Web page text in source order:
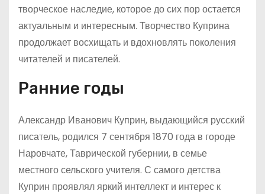
творческое наследие, которое до сих пор остается
актуальным и интересным. Творчество Куприна
продолжает восхищать и вдохновлять поколения
читателей и писателей.
Ранние годы
Александр Иванович Куприн, выдающийся русский
писатель, родился 7 сентября 1870 года в городе
Наровчате, Таврической губернии, в семье
местного сельского учителя. С самого детства
Куприн проявлял яркий интеллект и интерес к